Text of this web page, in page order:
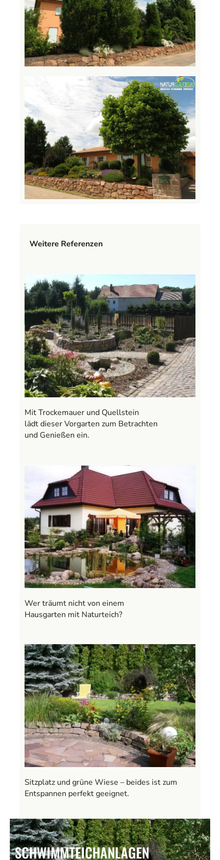
Weitere Referenzen
Mit Trockemauer und Quellstein
lädt dieser Vorgarten zum Betrachten
und Genießen ein.
Wer träumt nicht von einem
Hausgarten mit Naturteich?
Sitzplatz und grüne Wiese – beides ist zum
Entspannen perfekt geeignet.
SCHWIMMTEICHANLAGEN